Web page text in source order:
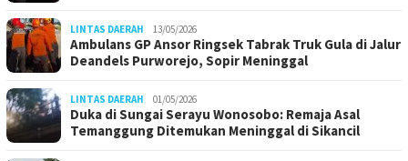
LINTAS DAERAH 13/05/2026
Ambulans GP Ansor Ringsek Tabrak Truk Gula di Jalur
Deandels Purworejo, Sopir Meninggal
LINTAS DAERAH 01/05/2026
Duka di Sungai Serayu Wonosobo: Remaja Asal
Temanggung Ditemukan Meninggal di Sikancil